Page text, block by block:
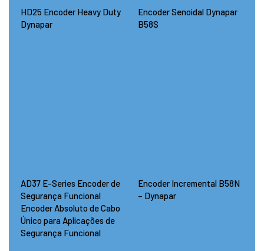
HD25 Encoder Heavy Duty
Dynapar
Encoder Senoidal Dynapar
B58S
AD37 E-Series Encoder de
Segurança Funcional
Encoder Absoluto de Cabo
Único para Aplicações de
Segurança Funcional
Encoder Incremental B58N
– Dynapar